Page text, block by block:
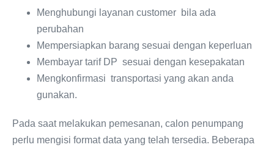
Menghubungi layanan customer bila ada
perubahan
Mempersiapkan barang sesuai dengan keperluan
Membayar tarif DP sesuai dengan kesepakatan
Mengkonfirmasi transportasi yang akan anda
gunakan.
Pada saat melakukan pemesanan, calon penumpang
perlu mengisi format data yang telah tersedia. Beberapa